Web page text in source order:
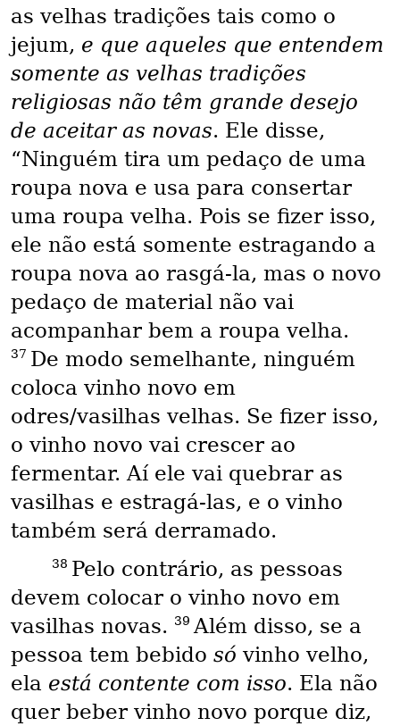
as velhas tradições tais como o
jejum, e que aqueles que entendem
somente as velhas tradições
religiosas não têm grande desejo
de aceitar as novas. Ele disse,
“Ninguém tira um pedaço de uma
roupa nova e usa para consertar
uma roupa velha. Pois se fizer isso,
ele não está somente estragando a
roupa nova ao rasgá-la, mas o novo
pedaço de material não vai
acompanhar bem a roupa velha.
37 De modo semelhante, ninguém
coloca vinho novo em
odres/vasilhas velhas. Se fizer isso,
o vinho novo vai crescer ao
fermentar. Aí ele vai quebrar as
vasilhas e estragá-las, e o vinho
também será derramado.
38 Pelo contrário, as pessoas
devem colocar o vinho novo em
vasilhas novas. 39 Além disso, se a
pessoa tem bebido só vinho velho,
ela está contente com isso. Ela não
quer beber vinho novo porque diz,